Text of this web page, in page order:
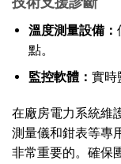
溫度測量設備：
點。
監控軟體： 實時
在廠房電力系統維
測量儀和鉗表等專
非常重要的。確保